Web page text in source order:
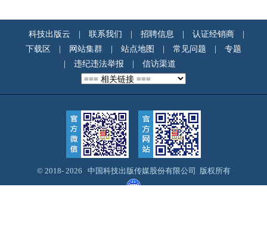
科技出版云 联系我们 招聘信息 认证经销商
下载区
网站集群 站点地图 常见问题
专题
违纪违法举报 信访渠道
© 2018- 2026 中国科技出版传媒股份有限公司 版权所有